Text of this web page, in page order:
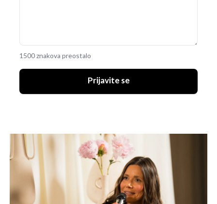
1500 znakova preostalo
Prijavite se